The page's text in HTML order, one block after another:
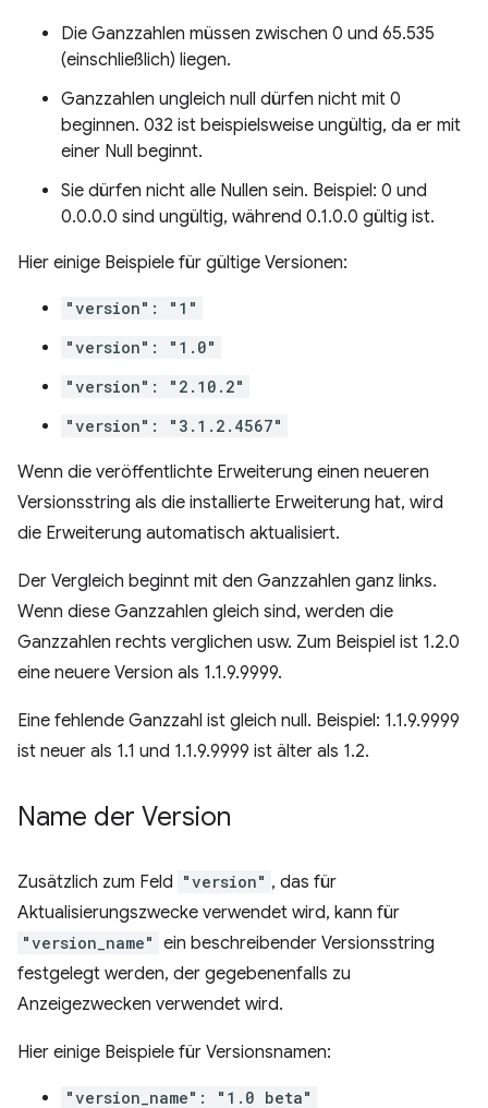
Die Ganzzahlen müssen zwischen 0 und 65.535
(einschließlich) liegen.
Ganzzahlen ungleich null dürfen nicht mit 0
beginnen. 032 ist beispielsweise ungültig, da er mit
einer Null beginnt.
Sie dürfen nicht alle Nullen sein. Beispiel: 0 und
0.0.0.0 sind ungültig, während 0.1.0.0 gültig ist.
Hier einige Beispiele für gültige Versionen:
"version": "1"
"version": "1.0"
"version": "2.10.2"
"version": "3.1.2.4567"
Wenn die veröffentlichte Erweiterung einen neueren
Versionsstring als die installierte Erweiterung hat, wird
die Erweiterung automatisch aktualisiert.
Der Vergleich beginnt mit den Ganzzahlen ganz links.
Wenn diese Ganzzahlen gleich sind, werden die
Ganzzahlen rechts verglichen usw. Zum Beispiel ist 1.2.0
eine neuere Version als 1.1.9.9999.
Eine fehlende Ganzzahl ist gleich null. Beispiel: 1.1.9.9999
ist neuer als 1.1 und 1.1.9.9999 ist älter als 1.2.
Name der Version
Zusätzlich zum Feld "version" , das für
Aktualisierungszwecke verwendet wird, kann für
"version_name" ein beschreibender Versionsstring
festgelegt werden, der gegebenenfalls zu
Anzeigezwecken verwendet wird.
Hier einige Beispiele für Versionsnamen:
"version_name": "1.0 beta"